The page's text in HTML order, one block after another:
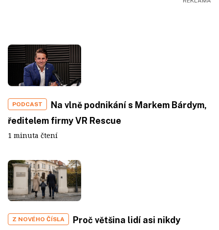
PODCAST
Na vlně podnikání s Markem Bárdym,
ředitelem firmy VR Rescue
1 minuta čtení
Z NOVÉHO ČÍSLA
Proč většina lidí asi nikdy